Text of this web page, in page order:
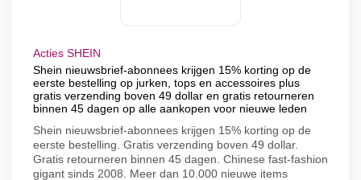
Acties SHEIN
Shein nieuwsbrief-abonnees krijgen 15% korting op de
eerste bestelling op jurken, tops en accessoires plus
gratis verzending boven 49 dollar en gratis retourneren
binnen 45 dagen op alle aankopen voor nieuwe leden
Shein nieuwsbrief-abonnees krijgen 15% korting op de
eerste bestelling. Gratis verzending boven 49 dollar.
Gratis retourneren binnen 45 dagen. Chinese fast-fashion
gigant sinds 2008. Meer dan 10.000 nieuwe items